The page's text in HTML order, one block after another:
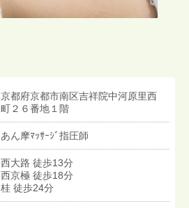
京都府京都市南区吉祥院中河原里西
町２６番地１階
あん摩ﾏｯｻｰｼﾞ指圧師
西大路 徒歩13分
西京極 徒歩18分
桂 徒歩24分